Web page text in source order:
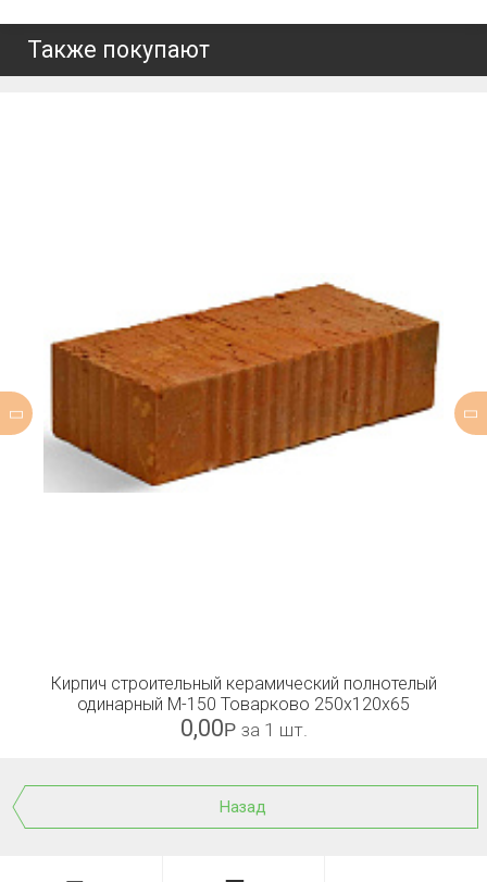
Также покупают
Кирпич строительный керамический полнотелый
одинарный М-150 Товарково 250x120x65
0,00Р за 1 шт.
Назад